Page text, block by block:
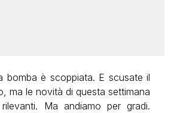
bomba è scoppiata. E scusate il
ma le novità di questa settimana
Ma andiamo per gradi.